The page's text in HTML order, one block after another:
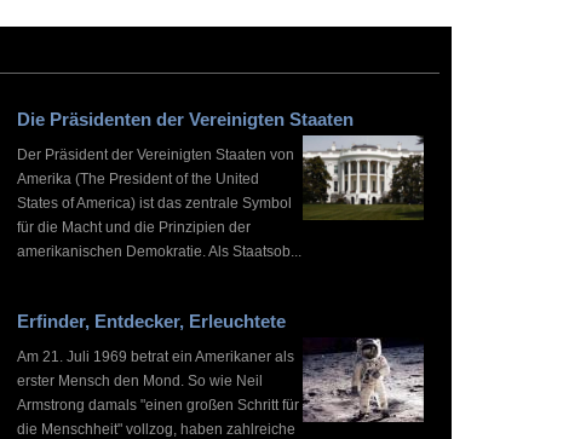
Die Präsidenten der Vereinigten Staaten
Der Präsident der Vereinigten Staaten von
Amerika (The President of the United
States of America) ist das zentrale Symbol
für die Macht und die Prinzipien der
amerikanischen Demokratie. Als Staatsob...
Erfinder, Entdecker, Erleuchtete
Am 21. Juli 1969 betrat ein Amerikaner als
erster Mensch den Mond. So wie Neil
Armstrong damals "einen großen Schritt für
die Menschheit" vollzog, haben zahlreiche